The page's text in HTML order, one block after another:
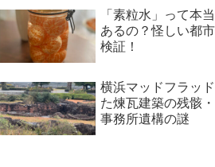
「素粒水」って本
あるの？怪しい都
検証！
横浜マッドフラッ
た煉瓦建築の残骸
事務所遺構の謎